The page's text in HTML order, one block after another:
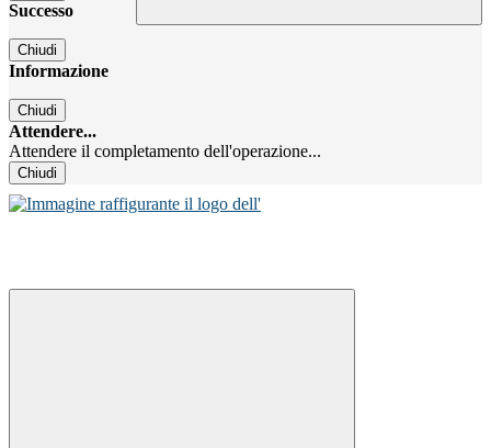
Successo
Chiudi
Informazione
Chiudi
Attendere...
Attendere il completamento dell'operazione...
Chiudi